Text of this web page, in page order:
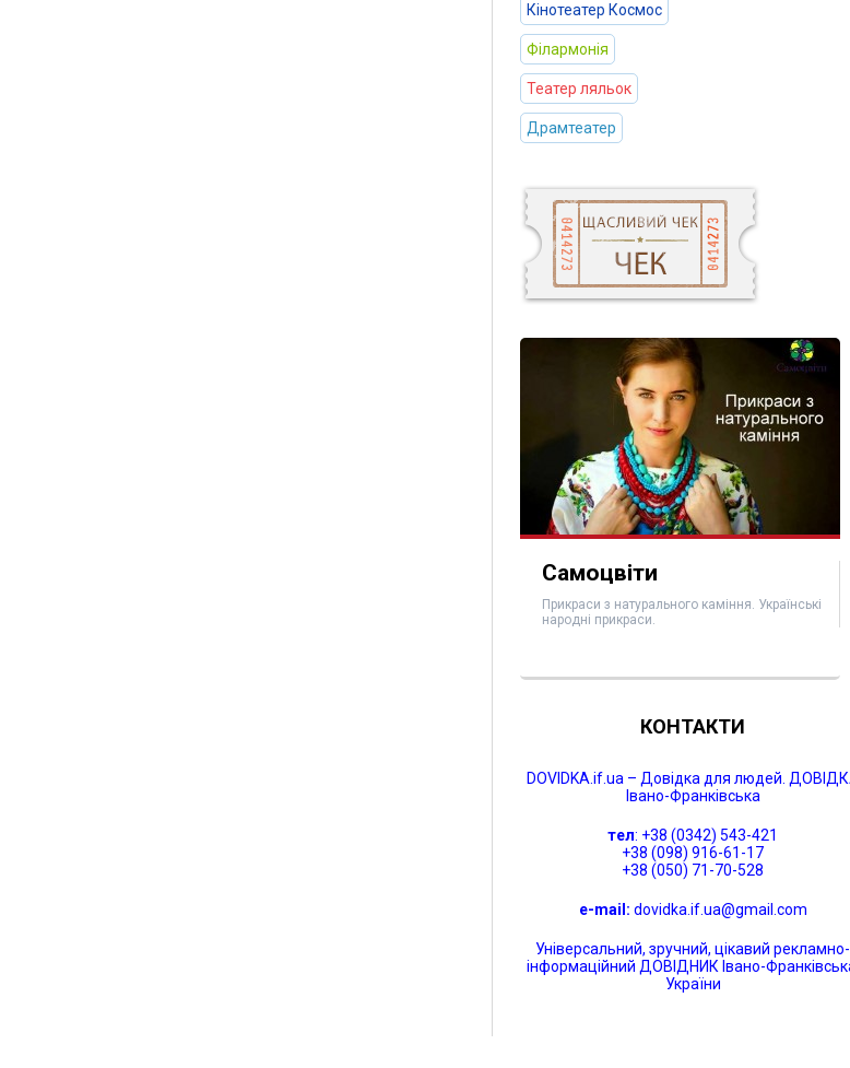
Кінотеатер Космос
Філармонія
Театер ляльок
Драмтеатер
Самоцвіти
Прикраси з натурального каміння. Українські
народні прикраси.
КОНТАКТИ
DOVIDKA.if.ua – Довідка для людей.
Івано-Франківська
тел: +38 (0342) 543-421
+38 (098) 916-61-17
+38 (050) 71-70-528
e-mail: dovidka.if.ua@gmail.com
Універсальний, зручний, цікавий рекламно-
інформаційний ДОВІДНИК Івано-
України